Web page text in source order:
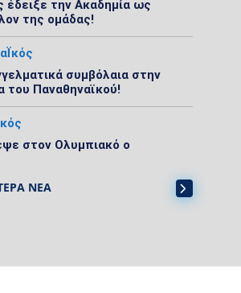
έδειξε την Ακαδημία ως
της ομάδας!
συμβόλαια στην
του Παναθηναϊκού!
στον Ολυμπιακό ο
ΝΕΑ